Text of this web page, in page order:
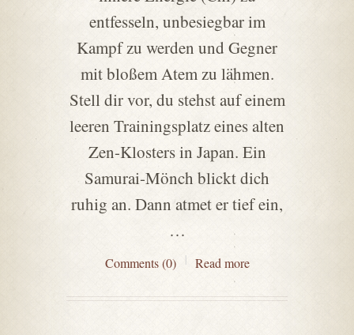
entfesseln, unbesiegbar im
Kampf zu werden und Gegner
mit bloßem Atem zu lähmen.
Stell dir vor, du stehst auf einem
leeren Trainingsplatz eines alten
Zen-Klosters in Japan. Ein
Samurai-Mönch blickt dich
ruhig an. Dann atmet er tief ein,
…
Comments (0) Read more